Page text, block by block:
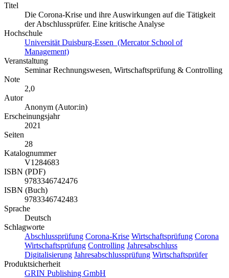
Titel
Die Corona-Krise und ihre Auswirkungen auf die Tätigkeit
der Abschlussprüfer. Eine kritische Analyse
Hochschule
Universität Duisburg-Essen (Mercator School of
Management)
Veranstaltung
Seminar Rechnungswesen, Wirtschaftsprüfung & Controlling
Note
2,0
Autor
Anonym (Autor:in)
Erscheinungsjahr
2021
Seiten
28
Katalognummer
V1284683
ISBN (PDF)
9783346742476
ISBN (Buch)
9783346742483
Sprache
Deutsch
Schlagworte
Abschlussprüfung Corona-Krise Wirtschaftsprüfung Corona
Wirtschaftsprüfung Controlling Jahresabschluss
Digitalisierung Jahresabschlussprüfung Wirtschaftsprüfer
Produktsicherheit
GRIN Publishing GmbH